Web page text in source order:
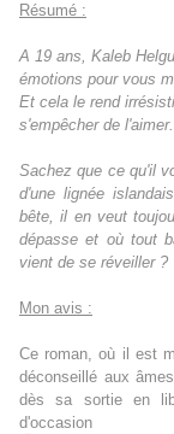
Résumé :
A 19 ans, Kaleb
émotions pour vous
Et cela le rend
s'empêcher de
Sachez que ce qu'il
d'une lignée
bête, il en veut
dépasse et où tout
vient de se réveiller ?
Mon avis :
Ce roman, où il est
déconseillé aux
dès sa sortie en
d'occasion